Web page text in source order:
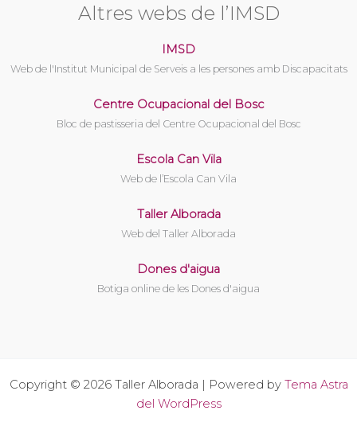
Altres webs de l’IMSD
IMSD
Web de l'Institut Municipal de Serveis a les persones amb Discapacitats
Centre Ocupacional del Bosc
Bloc de pastisseria del Centre Ocupacional del Bosc
Escola Can Vila
Web de l’Escola Can Vila
Taller Alborada
Web del Taller Alborada
Dones d'aigua
Botiga online de les Dones d'aigua
Copyright © 2026 Taller Alborada | Powered by Tema Astra
del WordPress